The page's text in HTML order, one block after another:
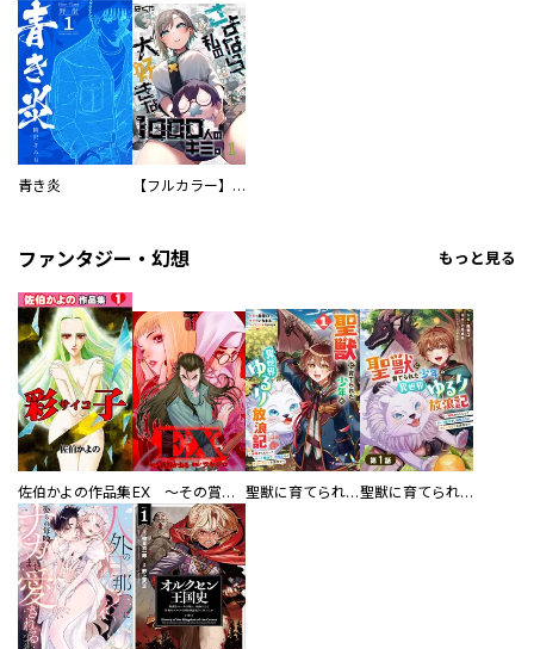
青き炎 【フルカラー】さよなら、私の大好きな１０００人のキミ。
ファンタジー・幻想 もっと見る
佐伯かよの作品集 EX ～その賞金稼ぎは、世界の出口を探す～【単行本版】 聖獣に育てられた少年の異世界ゆるり放浪記～神様からもらったチート魔法で、仲間たちとスローライフを満喫中～ 聖獣に育てられた少年の異世界ゆるり放浪記～神様からもらったチート魔法で、仲間たちとスローライフを満喫中～【分冊版】